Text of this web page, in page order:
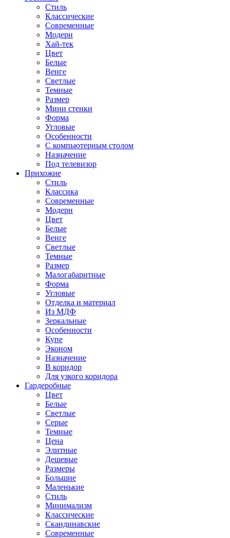
Стиль
Классические
Современные
Модерн
Хай-тек
Цвет
Белые
Венге
Светлые
Темные
Размер
Мини стенки
Форма
Угловые
Особенности
С компьютерным столом
Назначение
Под телевизор
Прихожие
Стиль
Классика
Современные
Модерн
Цвет
Белые
Венге
Светлые
Темные
Размер
Малогабаритные
Форма
Угловые
Отделка и материал
Из МДФ
Зеркальные
Особенности
Купе
Эконом
Назначение
В коридор
Для узкого коридора
Гардеробные
Цвет
Белые
Светлые
Серые
Темные
Цена
Элитные
Дешевые
Размеры
Большие
Маленькие
Стиль
Минимализм
Классические
Скандинавские
Современные